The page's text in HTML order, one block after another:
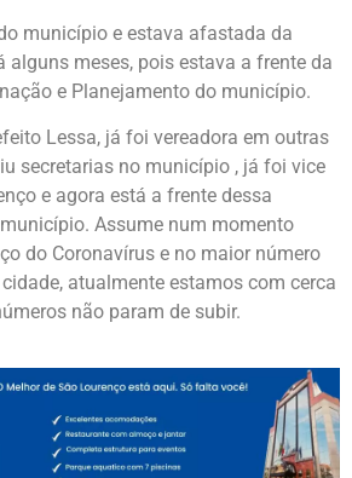
município e estava afastada da
alguns meses, pois estava a frente da
e Planejamento do município.
Lessa, já foi vereadora em outras
secretarias no município , já foi vice
e agora está a frente dessa
Assume num momento
do Coronavírus e no maior número
atualmente estamos com cerca
não param de subir.